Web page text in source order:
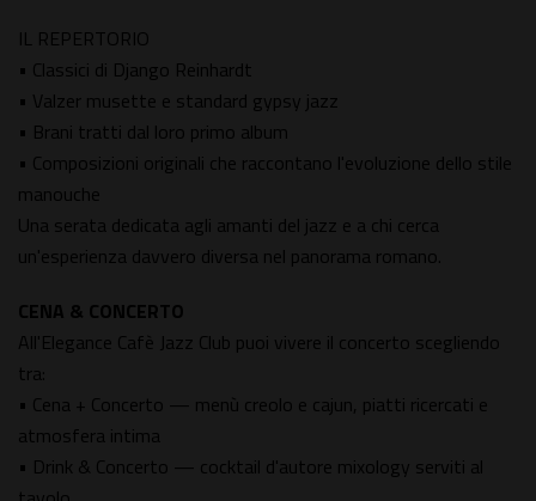
IL REPERTORIO
• Classici di Django Reinhardt
• Valzer musette e standard gypsy jazz
• Brani tratti dal loro primo album
• Composizioni originali che raccontano l'evoluzione dello stile
manouche
Una serata dedicata agli amanti del jazz e a chi cerca
un'esperienza davvero diversa nel panorama romano.
CENA & CONCERTO
All'Elegance Cafè Jazz Club puoi vivere il concerto scegliendo
tra:
• Cena + Concerto — menù creolo e cajun, piatti ricercati e
atmosfera intima
• Drink & Concerto — cocktail d'autore mixology serviti al